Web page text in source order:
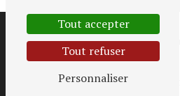
Recherches
- 2026 - Tous
Mentions légales
Tout accepter
Tout refuser
Personnaliser